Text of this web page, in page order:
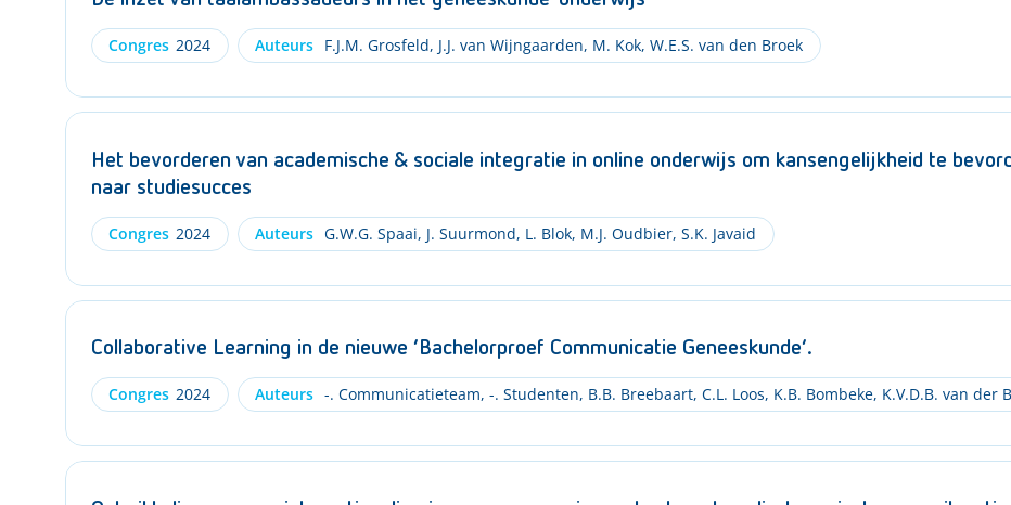
Congres 2024 Auteurs F.J.M. Grosfeld, J.J. van Wijngaarden, M. Kok, W.E.S. van den Broek
Het bevorderen van academische & sociale integratie in online onderwijs om kansengelijkheid te
naar studiesucces
Congres 2024 Auteurs G.W.G. Spaai, J. Suurmond, L. Blok, M.J. Oudbier, S.K. Javaid
Collaborative Learning in de nieuwe ‘Bachelorproef Communicatie Geneeskunde’.
Congres 2024 Auteurs -. Communicatieteam, -. Studenten, B.B. Breebaart, C.L. Loos, K.B. Bombeke, K.V.D.B. van der